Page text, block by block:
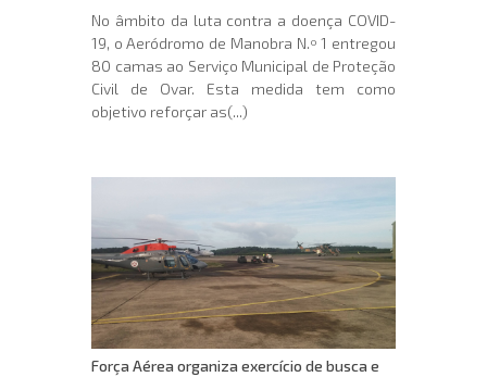
No âmbito da luta contra a doença COVID-
19, o Aeródromo de Manobra N.º 1 entregou
80 camas ao Serviço Municipal de Proteção
Civil de Ovar. Esta medida tem como
objetivo reforçar as(...)
Força Aérea organiza exercício de busca e